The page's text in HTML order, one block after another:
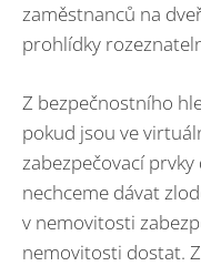
zaměstnanců na
prohlídky
Z bezpečnostního
pokud jsou ve
zabezpečovací
nechceme dávat
v nemovitosti
nemovitosti dostat.